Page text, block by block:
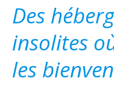
Des
insolites
les